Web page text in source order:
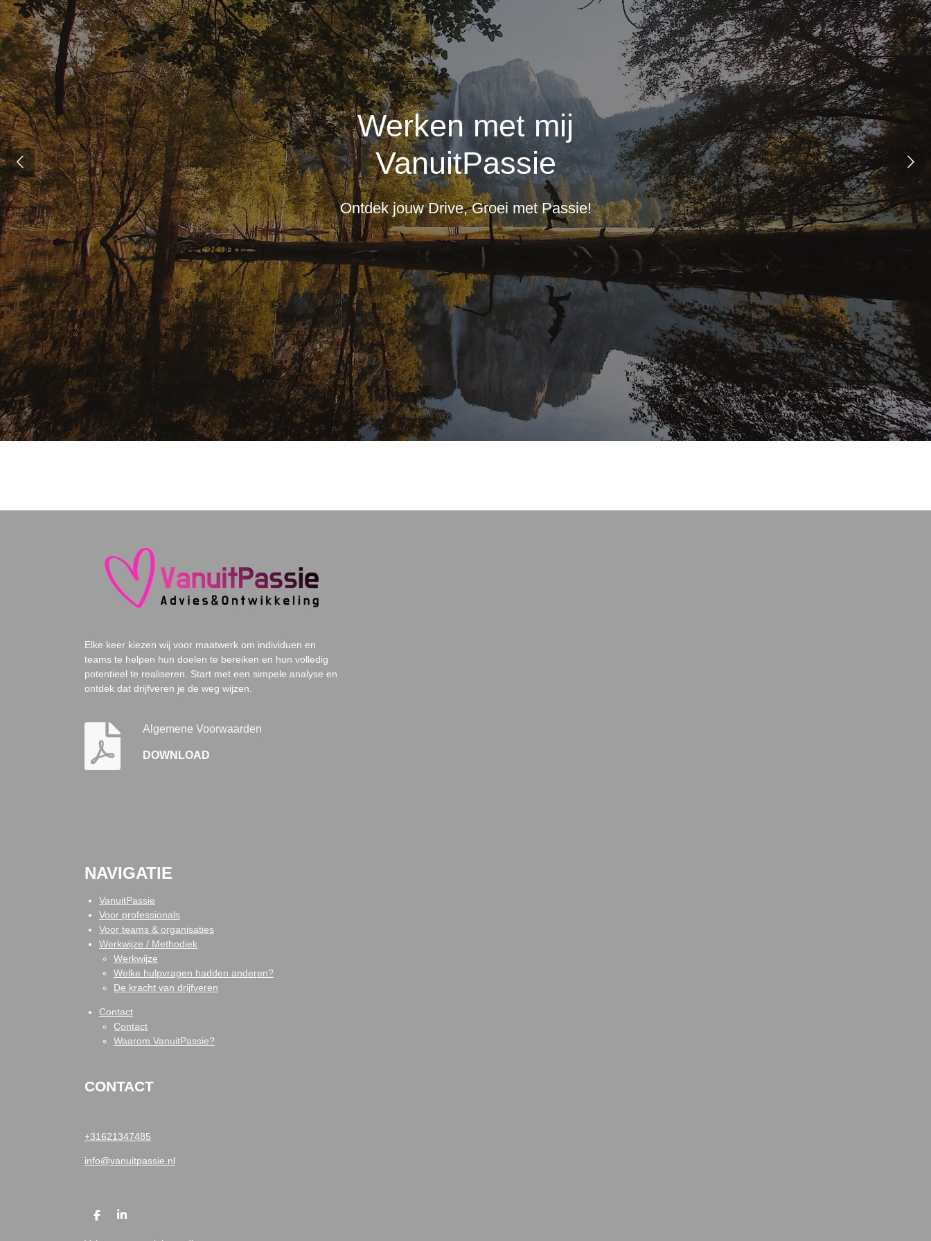
Werken met mij
VanuitPassie
Ontdek jouw Drive, Groei met Passie!
Elke keer kiezen wij voor maatwerk om individuen en
teams te helpen hun doelen te bereiken en hun volledig
potentieel te realiseren . Start met een simpele analyse en
ontdek dat drijfveren je de weg wijzen.
Algemene Voorwaarden
DOWNLOAD
NAVIGATIE
VanuitPassie
Voor professionals
Voor teams & organisaties
Werkwijze / Methodiek
Werkwijze
Welke hulpvragen hadden anderen?
De kracht van drijfveren
Contact
Contact
Waarom VanuitPassie?
CONTACT
+31621347485
info@vanuitpassie.nl
D
S